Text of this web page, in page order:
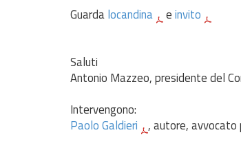
Guardalocandina einvito
Saluti
Antonio Mazzeo, presidente del
Intervengono:
Paolo Galdieri
, autore,